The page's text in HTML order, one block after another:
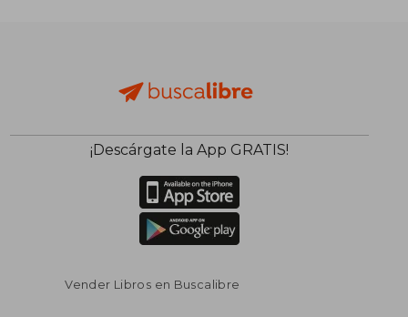
¡Descárgate la App GRATIS!
Vender Libros en Buscalibre